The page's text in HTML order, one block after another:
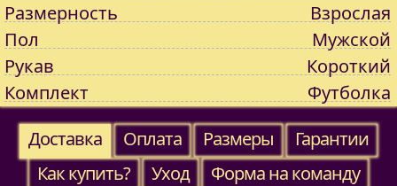
Размерность
Взрослая
Пол
Мужской
Рукав
Короткий
Комплект
Футболка
Доставка
Оплата Размеры
Гарантии
Как купить?
Уход
Форма на команду